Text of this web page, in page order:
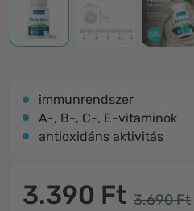
immunrendszer
A-, B-, C-, E-vitaminok
antioxidáns aktivitás
3.390 Ft 3.690 Ft